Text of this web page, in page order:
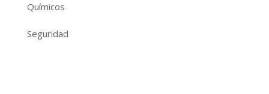
Químicos
Seguridad